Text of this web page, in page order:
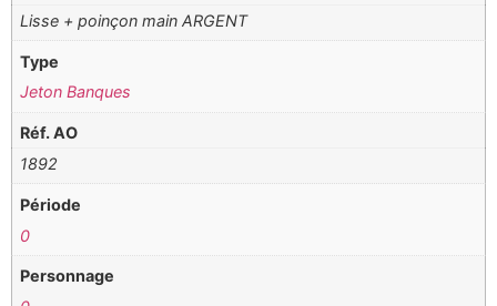
Lisse + poinçon main ARGENT
Type
Jeton Banques
Réf. AO
1892
Période
0
Personnage